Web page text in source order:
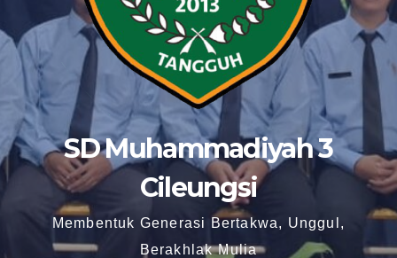
SD Muhammadiyah 3
Cileungsi
Membentuk Generasi Bertakwa, Unggul,
Berakhlak Mulia